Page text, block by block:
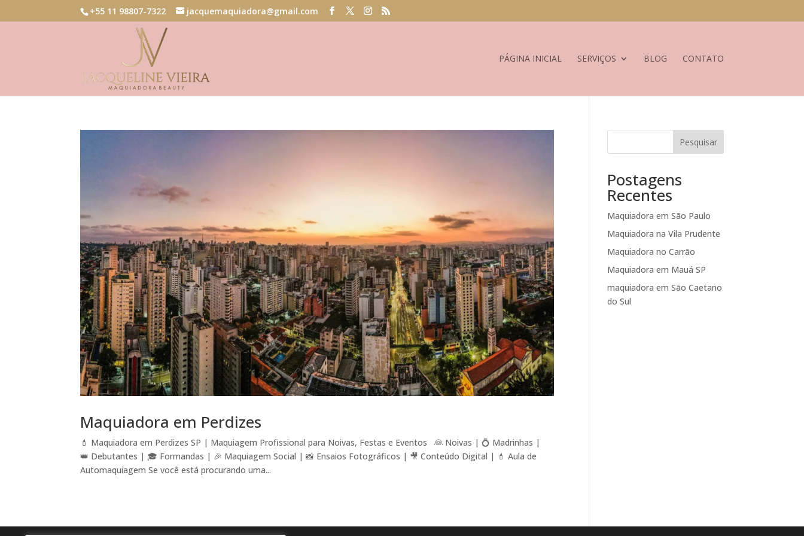
+55 11 98807-7322 jacquemaquiadora@gmail.com
PÁGINA INICIAL SERVIÇOS BLOG CONTATO
Maquiadora em Perdizes
💄 Maquiadora em Perdizes SP | Maquiagem Profissional para Noivas, Festas e Eventos 👰 Noivas | 💍 Madrinhas |
👑 Debutantes | 🎓 Formandas | 🎉 Maquiagem Social | 📸 Ensaios Fotográficos | 🎥 Conteúdo Digital | 💄 Aula de
Automaquiagem Se você está procurando uma...
Pesquisar
Postagens
Recentes
Maquiadora em São Paulo
Maquiadora na Vila Prudente
Maquiadora no Carrão
Maquiadora em Mauá SP
maquiadora em São Caetano
do Sul